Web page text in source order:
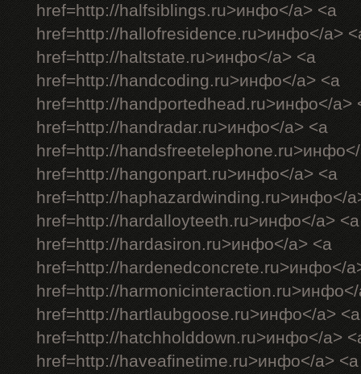
href=http://halfsiblings.ru>инфо</a> <a
href=http://hallofresidence.ru>инфо</a>
href=http://haltstate.ru>инфо</a> <a
href=http://handcoding.ru>инфо</a> <a
href=http://handportedhead.ru>инфо</a>
href=http://handradar.ru>инфо</a> <a
href=http://
href=http://hangonpart.ru>инфо</a> <a
href=http://haphazardwinding.ru>инфо</
href=http://hardalloyteeth.ru>инфо</a> <a
href=http://hardasiron.ru>инфо</a> <a
href=http://hardenedconcrete.ru>инфо</
href=http://
href=http://hartlaubgoose.ru>инфо</a> <a
href=http://hatchholddown.ru>инфо</a>
href=http://haveafinetime.ru>инфо</a> <a